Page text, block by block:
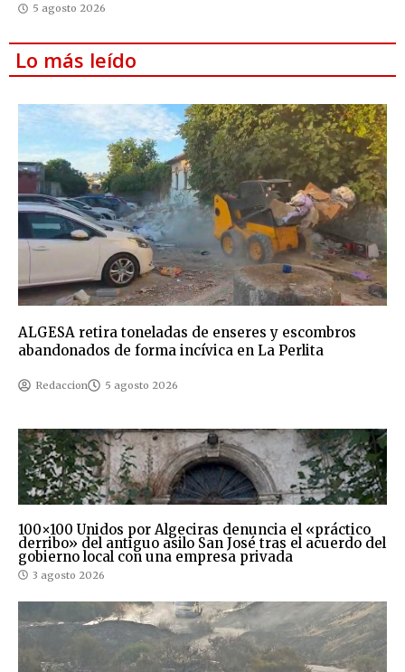
5 agosto 2026
Lo más leído
ALGESA retira toneladas de enseres y escombros
abandonados de forma incívica en La Perlita
Redaccion 5 agosto 2026
100×100 Unidos por Algeciras denuncia el «práctico
derribo» del antiguo asilo San José tras el acuerdo del
gobierno local con una empresa privada
3 agosto 2026